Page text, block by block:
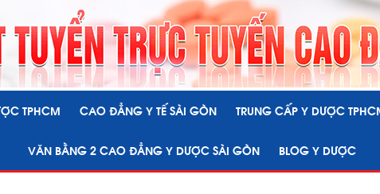
TPHCM CAO ĐẲNG Y TẾ SÀI GÒN TRUNG CẤP Y DƯỢC
VĂN BẰNG 2 CAO ĐẲNG Y DƯỢC SÀI GÒN BLOG Y DƯỢC